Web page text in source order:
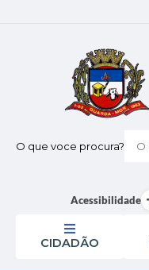
O que voce procura?
Acessibilidade
CIDADÃO